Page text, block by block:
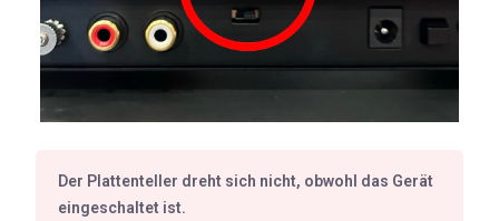
Der Plattenteller dreht sich nicht, obwohl das Gerät
eingeschaltet ist.